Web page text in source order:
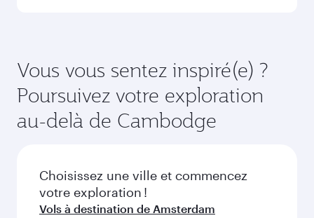
en Classe Économique. Les classes de voyage
disponibles peuvent varier sur les vols opérés
par nos partenaires. Veuillez vérifier les détails
du vol au moment de la réservation.
des meilleurs tarifs aux dates de votre choix.
Les tarifs varient en fonction de la demande
saisonnière, de la popularité de l'itinéraire et de
la disponibilité des classes de voyage.
Vous vous sentez inspiré(e) ?
Poursuivez votre exploration
au-delà de Cambodge
Choisissez une ville et commencez
votre exploration !
Vols à destination de Amsterdam